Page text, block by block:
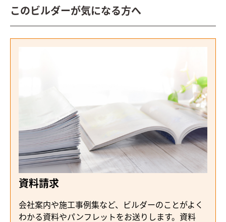
このビルダーが気になる方へ
資料請求
会社案内や施工事例集など、ビルダーのことがよく
わかる資料やパンフレットをお送りします。資料